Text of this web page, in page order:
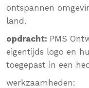
ontspannen
land.
opdracht: PMS
eigentijds logo en
toegepast in een
werkzaamheden: